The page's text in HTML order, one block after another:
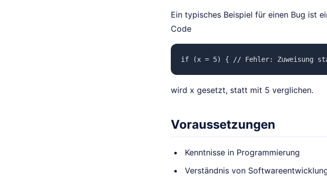
Ein typisches Beispiel für einen Bug ist
Code
if (x = 5) { // Fehler: Zuweisung
wird x gesetzt, statt mit 5 verglichen.
Voraussetzungen
Kenntnisse in Programmierung
Verständnis von